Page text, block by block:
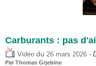
Carburants : pas
Vidéo du 26 mars 2026 -
Par Thomas Grjebine